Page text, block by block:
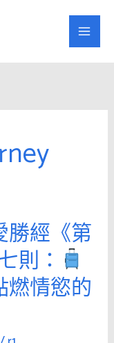
勝經《第
則：
燃情慾的